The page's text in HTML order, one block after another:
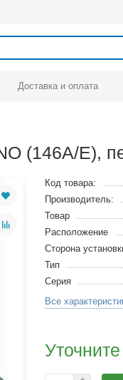
Доставка и оплата
(146A/E),
Код товара:
Производитель:
Товар
Расположение
Сторона
Тип
Серия
Все